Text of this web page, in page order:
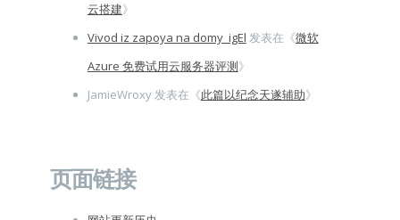
云搭建》
Vivod iz zapoya na domy_igEl 发表在《微软
Azure 免费试用云服务器评测》
JamieWroxy发表在《此篇以纪念天遂辅助》
页面链接